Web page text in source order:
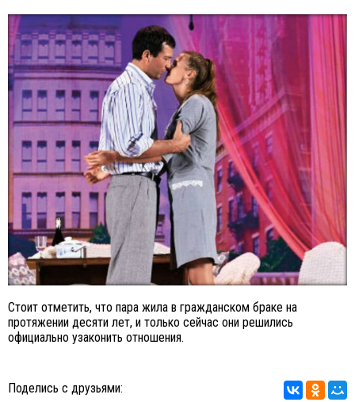
Стоит отметить, что пара жила в гражданском браке на
протяжении десяти лет, и только сейчас они решились
официально узаконить отношения.
Поделись с друзьями: